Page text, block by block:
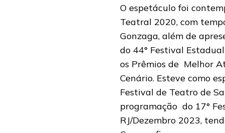
O espetáculo foi
Teatral 2020, com
Gonzaga, além de
do 44° Festival
os Prêmios de Melhor
Cenário. Esteve como
Festival de Teatro de
programação do 17°
RJ/Dezembro 2023,